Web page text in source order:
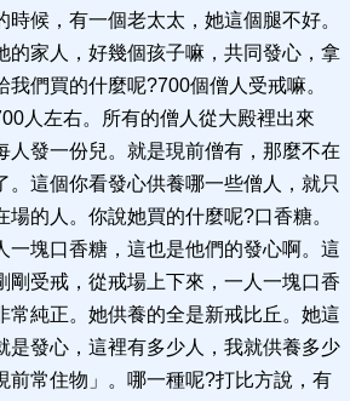
候，有一個老太太，她這個腿不好。
的家人，好幾個孩子嘛，共同發心，拿
我們買的什麼呢?700個僧人受戒嘛。
人左右。所有的僧人從大殿裡出來
人發一份兒。就是現前僧有，那麼不在
。這個你看發心供養哪一些僧人，就只
的人。你說她買的什麼呢?口香糖。
一塊口香糖，這也是他們的發心啊。這
剛受戒，從戒場上下來，一人一塊口香
常純正。她供養的全是新戒比丘。她這
是發心，這裡有多少人，我就供養多少
前常住物」。哪一種呢?打比方說，有